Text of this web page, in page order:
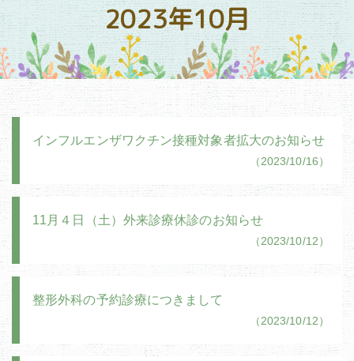
2023年10月
インフルエンザワクチン接種対象者拡大のお知らせ
（2023/10/16）
11月４日（土）外来診療休診のお知らせ
（2023/10/12）
整形外科の予約診療につきまして
（2023/10/12）